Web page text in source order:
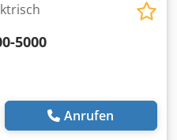
5000
Anrufen